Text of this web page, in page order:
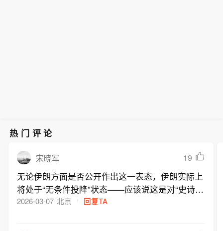
热门评论
宋晓军 19
无论伊朗方面是否公开作出这一表态，伊朗实际上
将处于“无条件投降”状态——应该说这是对“史诗愤
怒”作战行动的四阶段（“潜心谋局——精心开局
2026-03-07 北京 回复TA